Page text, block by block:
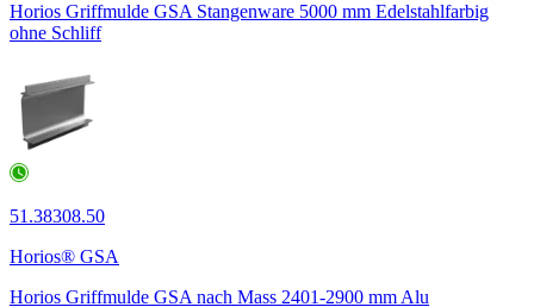
Horios Griffmulde GSA Stangenware 5000 mm Edelstahlfarbig
ohne Schliff
51.38308.50
Horios® GSA
Horios Griffmulde GSA nach Mass 2401-2900 mm Alu